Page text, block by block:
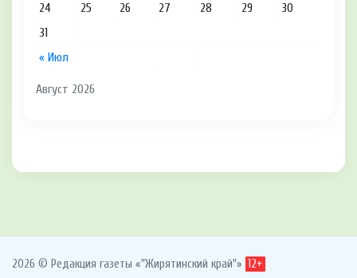
Август 2026
« Июл
24
25 26 27 28 29
30
31
2026 © Редакция газеты «"Жирятинский край"» 12+